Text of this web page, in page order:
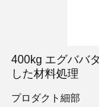
400kg エグババ
した材料処理
プロダクト細部